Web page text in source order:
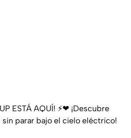
ESTÁ AQUÍ! ⚡❤ ¡Descubre
parar bajo el cielo eléctrico!